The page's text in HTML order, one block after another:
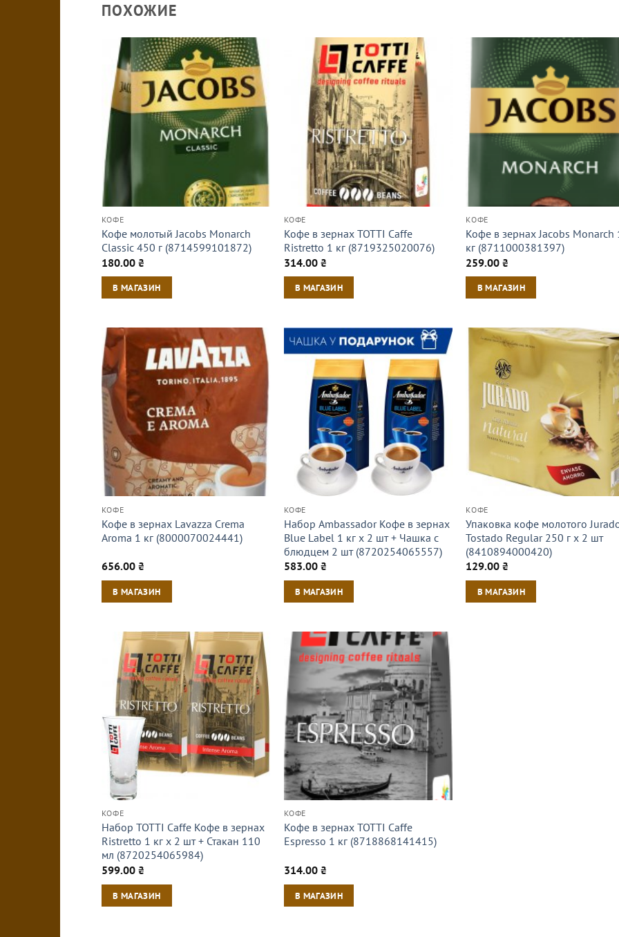
ПОХОЖИЕ
КОФЕ
Кофе молотый Jacobs Monarch
Classic 450 г (8714599101872)
180.00 ₴
В МАГАЗИН
КОФЕ
Кофе в зернах TOTTI Caffe
Ristretto 1 кг (8719325020076)
314.00 ₴
В МАГАЗИН
КОФЕ
Кофе в зернах Jacobs Monarch
кг (8711000381397)
259.00₴
В МАГАЗИН
КОФЕ
Кофе в зернах Lavazza Crema
Aroma 1 кг (8000070024441)
656.00 ₴
В МАГАЗИН
КОФЕ
Набор Ambassador Кофе в зернах
Blue Label 1 кг х 2 шт + Чашка с
блюдцем 2 шт (8720254065557)
583.00 ₴
В МАГАЗИН
КОФЕ
Упаковка кофе молотого
Tostado Regular 250 г х 2 шт
(8410894000420)
129.00₴
В МАГАЗИН
КОФЕ
Набор TOTTI Caffe Кофе в зернах
Ristrettо 1 кг х 2 шт + Стакан 110
мл (8720254065984)
599.00 ₴
В МАГАЗИН
КОФЕ
Кофе в зернах TOTTI Caffe
Espresso 1 кг (8718868141415)
314.00 ₴
В МАГАЗИН